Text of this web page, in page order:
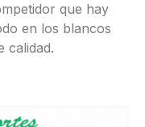
que hay
en los blancos
calidad.